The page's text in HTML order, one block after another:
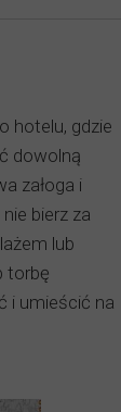
hotelu, gdzie
dowolną
załoga i
bierz za
lub
torbę
i umieścić na